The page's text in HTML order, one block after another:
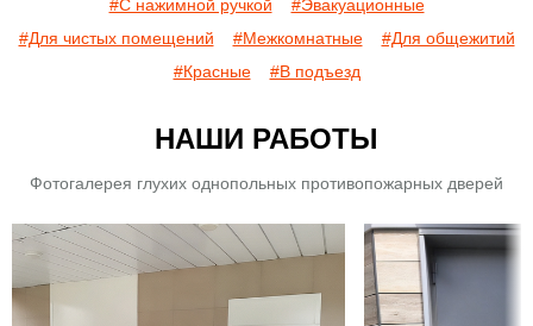
#С нажимной ручкой
#Эвакуационные
#Для чистых помещений
#Межкомнатные
#Для общежитий
#Красные
#В подъезд
НАШИ РАБОТЫ
Фотогалерея глухих однопольных противопожарных дверей